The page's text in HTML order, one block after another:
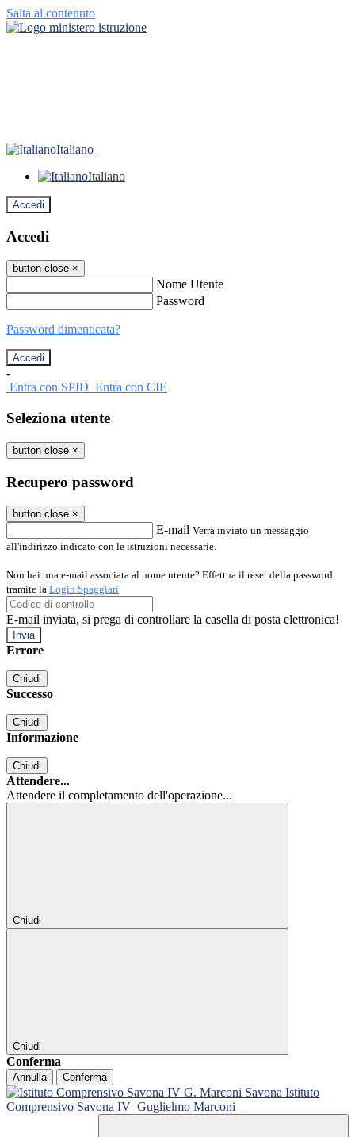
Salta al contenuto
Italiano
Italiano
Accedi
Accedi
button close ×
Nome Utente
Password
Password dimenticata?
-
Entra con SPID Entra con CIE
Seleziona utente
button close ×
Recupero password
button close ×
E-mail Verrà inviato un messaggio
all'indirizzo indicato con le istruzioni necessarie.
Non hai una e-mail associata al nome utente? Effettua il reset della password
tramite la Login Spaggiari
E-mail inviata, si prega di controllare la casella di posta elettronica!
Errore
Chiudi
Successo
Chiudi
Informazione
Chiudi
Attendere...
Attendere il completamento dell'operazione...
Chiudi
Chiudi
Conferma
Annulla Conferma
Istituto
Comprensivo Savona IV Guglielmo Marconi